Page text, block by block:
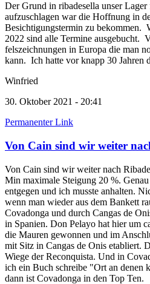
Der Grund in ribadesella unser Lager
aufzuschlagen war die Hoffnung in
Besichtigungstermin zu bekommen.
2022 sind alle Termine ausgebucht.
felszeichnungen in Europa die man
kann. Ich hatte vor knapp 30 Jahren
Winfried
30. Oktober 2021 - 20:41
Permanenter Link
Von Cain sind wir weiter
Von Cain sind wir weiter nach
Min maximale Steigung 20 %.
entgegen und ich musste anhalten.
wenn man wieder aus dem Bankett
Covadonga und durch Cangas de
in Spanien. Don Pelayo hat hier um
die Mauren gewonnen und im
mit Sitz in Cangas de Onis etabliert.
Wiege der Reconquista. Und in
ich ein Buch schreibe "Ort an denen
dann ist Covadonga in den Top Ten.